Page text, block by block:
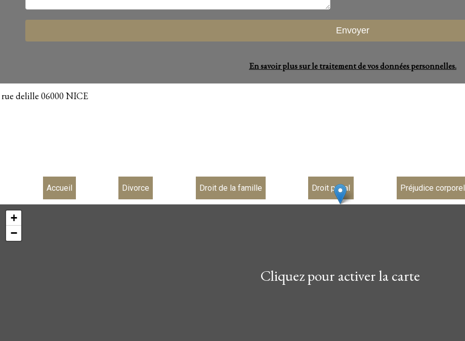
En savoir plus sur le traitement de vos données personnelles.
delille 06000 NICE
Accueil Divorce Droit de la famille Droit pénal Préjudice corporel
Cliquez pour activer la carte
+
−